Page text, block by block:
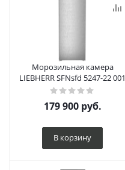
Морозильная камера
LIEBHERR SFNsfd 5247-22 001
179 900руб.
В корзину